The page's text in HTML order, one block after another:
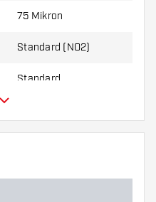
75 Mikron
Standard (NO2)
Standard